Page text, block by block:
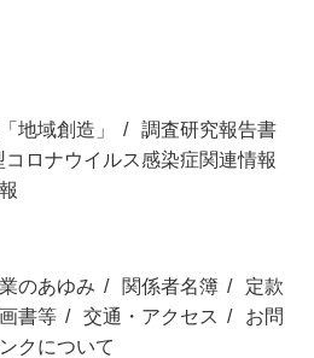
地域創造」
調査研究報告書
コロナウイルス感染症関連情報
のあゆみ 関係者名簿
定款
書等
交通・アクセス
お問
クについて